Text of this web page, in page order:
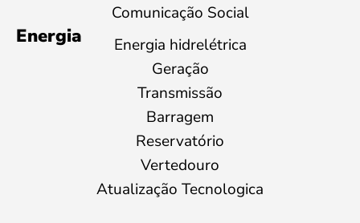
Comunicação Social
Energia
Energia hidrelétrica
Geração
Transmissão
Barragem
Reservatório
Vertedouro
Atualização Tecnologica